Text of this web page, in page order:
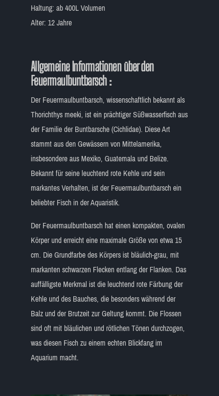
Haltung: ab 400L Volumen
Alter: 12 Jahre
Allgemeine Informationen über den
Feuermaulbuntbarsch :
Der Feuermaulbuntbarsch, wissenschaftlich bekannt als
Thorichthys meeki, ist ein prächtiger Süßwasserfisch aus
der Familie der Buntbarsche (Cichlidae). Diese Art
stammt aus den Gewässern von Mittelamerika,
insbesondere aus Mexiko, Guatemala und Belize.
Bekannt für seine leuchtend rote Kehle und sein
markantes Verhalten, ist der Feuermaulbuntbarsch ein
beliebter Fisch in der Aquaristik.
Der Feuermaulbuntbarsch hat einen kompakten, ovalen
Körper und erreicht eine maximale Größe von etwa 15
cm. Die Grundfarbe des Körpers ist bläulich-grau, mit
markanten schwarzen Flecken entlang der Flanken. Das
auffälligste Merkmal ist die leuchtend rote Färbung der
Kehle und des Bauches, die besonders während der
Balz und der Brutzeit zur Geltung kommt. Die Flossen
sind oft mit bläulichen und rötlichen Tönen durchzogen,
was diesen Fisch zu einem echten Blickfang im
Aquarium macht.